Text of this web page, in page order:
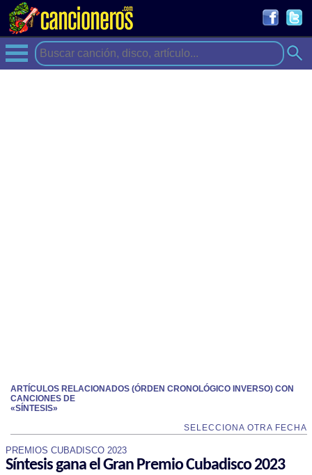
ARTÍCULOS RELACIONADOS (ÓRDEN CRONOLÓGICO INVERSO) CON
CANCIONES DE
«SÍNTESIS»
SELECCIONA OTRA FECHA
PREMIOS CUBADISCO 2023
Síntesis gana el Gran Premio Cubadisco 2023